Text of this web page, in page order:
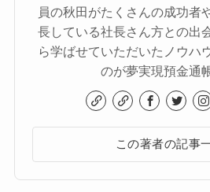
員の秋田がたくさんの成功者
長している社長さん方との出
ら学ばせていただいたノウハ
のが夢実現預金通
この著者の記事